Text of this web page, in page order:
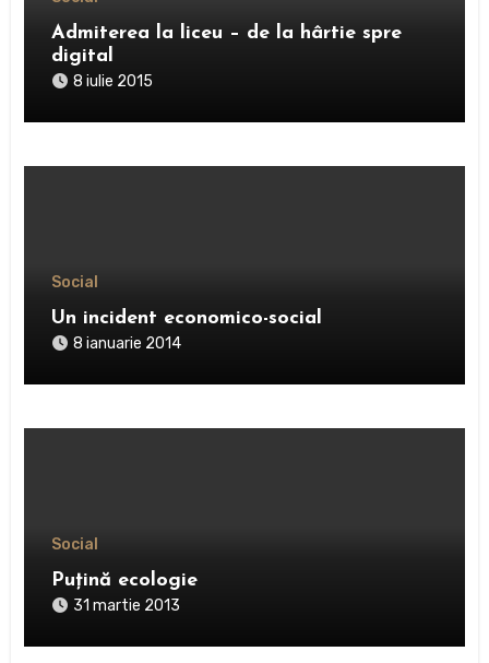
Admiterea la liceu – de la hârtie spre
digital
8 iulie 2015
Social
Un incident economico-social
8 ianuarie 2014
Social
Puţină ecologie
31 martie 2013